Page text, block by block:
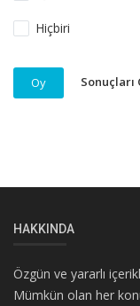
Hiçbiri
Oy
HAKKINDA
Özgün ve yararlı
Mümkün olan her